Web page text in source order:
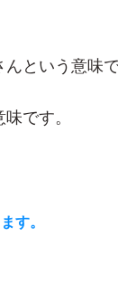
という意味で
です。
す。